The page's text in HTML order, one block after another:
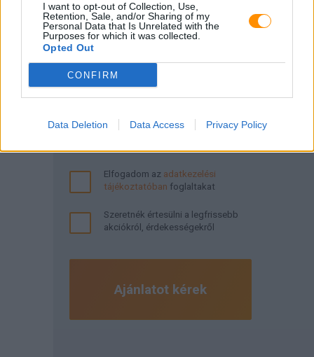
I want to opt-out of Collection, Use,
Retention, Sale, and/or Sharing of my
Personal Data that Is Unrelated with the
Purposes for which it was collected.
Opted Out
CONFIRM
Data Deletion Data Access Privacy Policy
Elfogadom az adatkezelési
tájékoztatóban foglaltakat
Szeretnék értesülni a legfrissebb
akciókról, érdekességekről